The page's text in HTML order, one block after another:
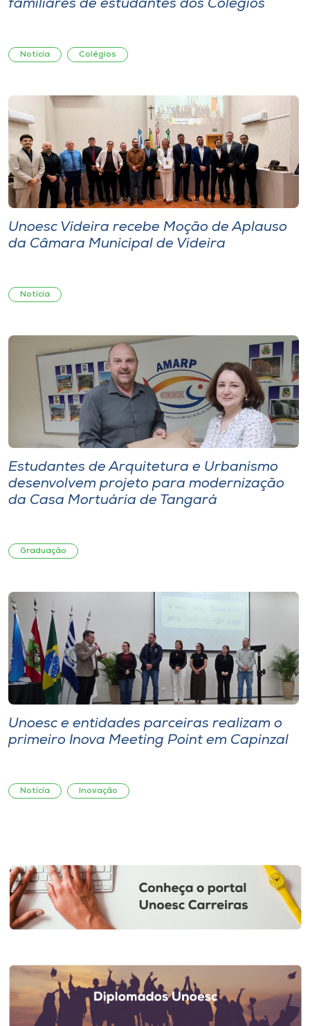
familiares de estudantes dos Colégios
Notícia Colégios
Unoesc Videira recebe Moção de Aplauso
da Câmara Municipal de Videira
Notícia
Estudantes de Arquitetura e Urbanismo
desenvolvem projeto para modernização
da Casa Mortuária de Tangará
Graduação
Unoesc e entidades parceiras realizam o
primeiro Inova Meeting Point em Capinzal
Notícia Inovação